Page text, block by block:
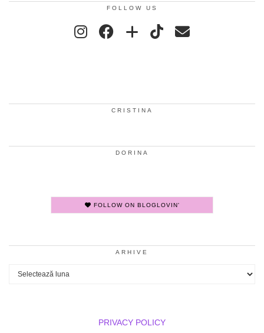
FOLLOW US
CRISTINA
DORINA
FOLLOW ON BLOGLOVIN'
ARHIVE
Arhive
PRIVACY POLICY